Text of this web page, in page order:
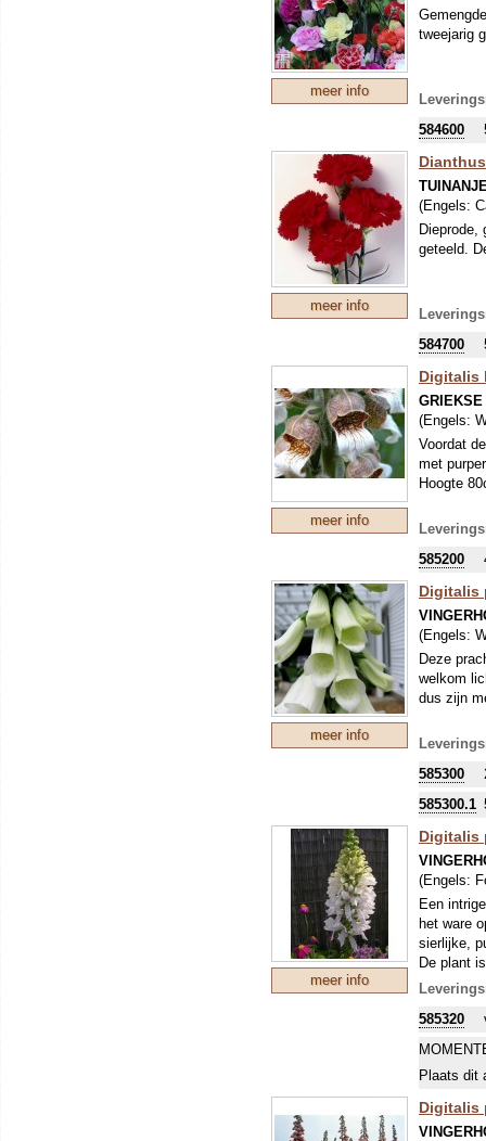
meer info
tweejarig
584600
meer info
(Engels:
Dieprode,
geteeld.
584700
meer info
Digitalis
GRIEKSE
(Engels:
Voordat
met
Hoogte
585200
meer info
Digitalis
(Engels:
Deze
welkom
dus zijn
585300
585300.1
meer info
Digitalis
(Engels:
Een
het ware
sierlijke,
De plant
585320
Plaats dit
Digitalis